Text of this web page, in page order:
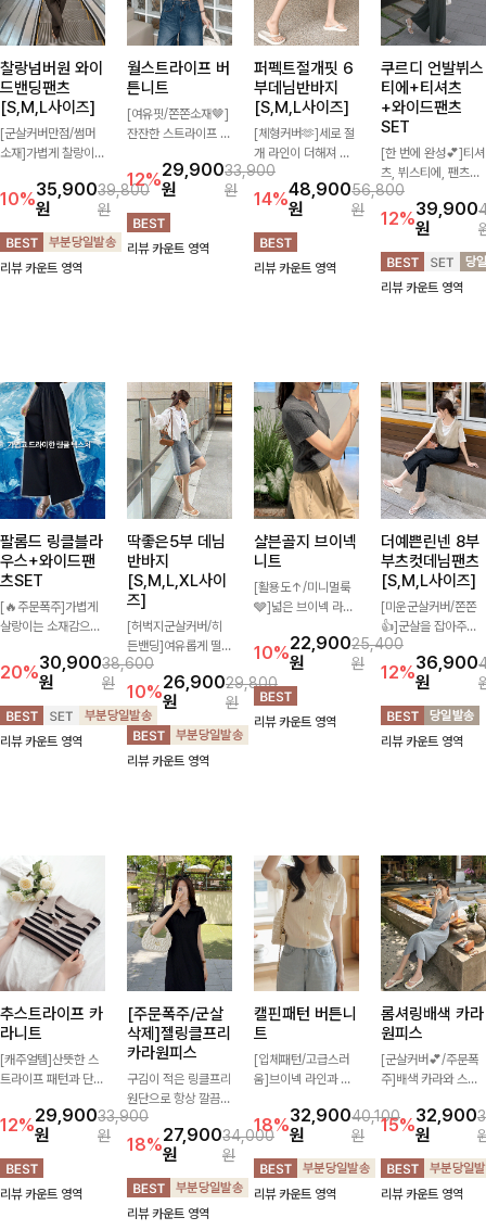
찰랑넘버원 와이
드밴딩팬츠
[S,M,L사이즈]
[군살커버만점/썸머
소재]가볍게 찰랑이는
드 핏으로 하루 종일
편안하게 착용하실 수
있는 팬츠입니다 🖤
✨ 허리 전체 밴딩과
스트링 디테일로 안정
10%35,900
원
39,800
원
리뷰 카운트 영역
월스트라이프 버
튼니트
[여유핏/쫀쫀소재🤎]
잔잔한 스트라이프 패
더해져 캐주얼하면서
도 세련된 무드를 연
출해주는 니트- 가볍
고 부드러운 착용감으
로 단독은 물론 데일
12%29,900
원
33,900
원
리뷰 카운트 영역
퍼펙트절개핏 6
부데님반바지
[S,M,L사이즈]
[체형커버🫶]세로 절
개 라인이 더해져 다
리 라인을 더욱 길고
슬림하게 연출해주는
5부 데님 반바지 🤍
부담 없는 기장과 여
유로운 핏으로 편안하
게 착용되며 다양한
14%48,900
원
56,800
원
리뷰 카운트 영역
쿠르디 언발뷔스
티에+티셔츠
+와이드팬츠
SET
[한 번에 완성💕]티셔
츠, 뷔스티에, 팬츠까
지 한 번에 구성된 실
속 있는 3피스 세트
🖤 따로 또 같이 활용
하기 좋아 코디 걱정
없이 데일리하게 즐기
기 좋아요 ✨
12%39,900
원
리뷰 카운트 영역
팔롬드 링클블라
우스+와이드팬
츠SET
[🔥주문폭주]가볍게
살랑이는 소재감으로
입어지는 블라우스
+팬츠 세트 🖤 허리
밴딩 디테일로 편안하
면서도 자연스럽게 라
인 잡아주어 꾸안꾸
20%30,900
원
38,600
원
리뷰 카운트 영역
딱좋은5부 데님
반바지
[S,M,L,XL사이
즈]
[허벅지군살커버/히
든밴딩]여유롭게 떨어
지는 와이드핏과 부담
없는 5부 기장으로 편
안하게 즐기기 좋은
데님 팬츠 ✨ 빈티지
한 워싱감이 더해져
캐주얼하면서도 트렌
10%26,900
원
29,800
원
리뷰 카운트 영역
샬븐골지 브이넥
니트
[활용도↑/미니멀룩
🩶]넓은 브이넥 라인
로 몸에 편안하게 닿
으며 슬림한 실루엣을
만들어주고 데일리로
입어도 손색없는 니트
에요!
10%22,900
원
25,400
원
리뷰 카운트 영역
더예쁜린넨 8부
부츠컷데님팬츠
[S,M,L사이즈]
[미운군살커버/쫀쫀
👍]군살을 잡아주는
깔끔한 부츠컷 핏에
발목이 드러나는 8부
기장으로 다리를 슬림
하고 길어보이게 만들
어주며 생지 소재로
멋을 더한 데님팬츠에
12%36,900
원
리뷰 카운트 영역
추스트라이프 카
라니트
[캐주얼템]산뜻한 스
트라이프 패턴과 단정
우러져 깔끔한 무드를
완성해주는 니트 🤍
부드러운 착용감과 편
안한 핏으로 데님부터
슬랙스까지 다양하게
12%29,900
원
33,900
원
리뷰 카운트 영역
[주문폭주/군살
삭제]젤링클프리
카라원피스
구김이 적은 링클프리
원단으로 항상 깔끔하
게 착용 가능하며 일
자로 떨어지는 넉넉한
핏으로 군살을 완벽히
커버해주는 원피스에
요🖤
18%27,900
원
34,000
원
리뷰 카운트 영역
캘핀패턴 버튼니
트
[입체패턴/고급스러
움]브이넥 라인과 감
져 포인트 있게 즐기
기 좋은 가디건 🤍 가
볍게 걸쳐주기만 해도
스타일리시한 무드를
더해주어 데일리하게
18%32,900
원
40,100
원
리뷰 카운트 영역
롬셔링배색 카라
원피스
[군살커버💕/주문폭
주]배색 카라와 스트
얼한 무드를 더한 롱
원피스 🖤 셔링 디테
일과 쫀쫀한 스판 소
재로 편안하면서도 여
성스럽게 연출돼요
15%32,900
원
리뷰 카운트 영역